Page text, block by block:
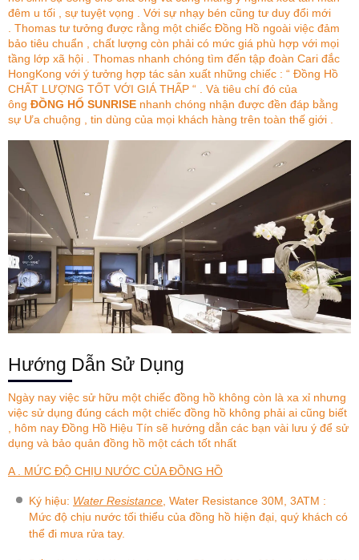
đêm u tối , sự tuyệt vọng . Với sự nhạy bén cũng tư duy đổi mới
. Thomas tư tưởng được rằng một chiếc Đồng Hồ ngoài việc đảm
bảo tiêu chuẩn , chất lượng còn phải có mức giá phù hợp với mọi
tầng lớp xã hội . Thomas nhanh chóng tìm đến tập đoàn Cari đắc
HongKong với ý tưởng hợp tác sản xuất những chiếc : “ Đồng Hồ
CHẤT LƯỢNG TỐT VỚI GIÁ THẤP “ . Và tiêu chí đó của
ông ĐỒNG HỐ SUNRISE nhanh chóng nhận được đền đáp bằng
sự Ưa chuộng , tin dùng của mọi khách hàng trên toàn thế giới .
Hướng Dẫn Sử Dụng
Ngày nay việc sử hữu một chiếc đồng hồ không còn là xa xỉ nhưng
việc sử dụng đúng cách một chiếc đồng hồ không phải ai cũng biết
, hôm nay Đồng Hồ Hiệu Tín sẽ hướng dẫn các bạn vài lưu ý để sử
dụng và bảo quản đồng hồ một cách tốt nhất
A . MỨC ĐỘ CHỊU NƯỚC CỦA ĐỒNG HỒ
Ký hiệu: Water Resistance , Water Resistance 30M, 3ATM :
Mức độ chịu nước tối thiểu của đồng hồ hiện đại, quý khách có
thể đi mưa rửa tay.